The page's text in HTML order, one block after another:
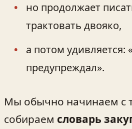
но продолжает
трактовать двояко,
а потом удивляется:
предупреждал».
Мы обычно начинаем с
собираем словарь